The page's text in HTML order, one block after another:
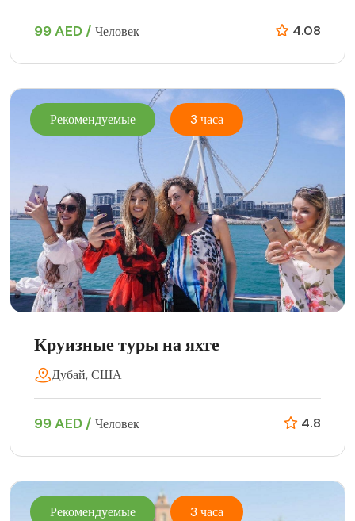
99 AED / Человек 4.08
Рекомендуемые 3 часа
Круизные туры на яхте
Дубай, США
99 AED / Человек 4.8
Рекомендуемые 3 часа